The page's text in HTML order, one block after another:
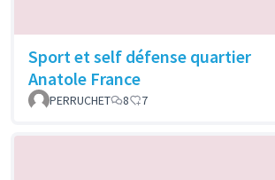
Sport et self défense quartier
Anatole France
PERRUCHET 8 7